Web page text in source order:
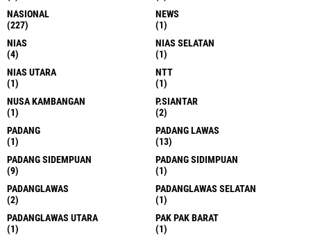
NASIONAL
(227)
NEWS
(1)
NIAS
(4)
NIAS SELATAN
(1)
NIAS UTARA
(1)
NTT
(1)
NUSA KAMBANGAN
(1)
P.SIANTAR
(2)
PADANG
(1)
PADANG LAWAS
(13)
PADANG SIDEMPUAN
(9)
PADANG SIDIMPUAN
(1)
PADANGLAWAS
(2)
PADANGLAWAS SELATAN
(1)
PADANGLAWAS UTARA
(1)
PAK PAK BARAT
(1)